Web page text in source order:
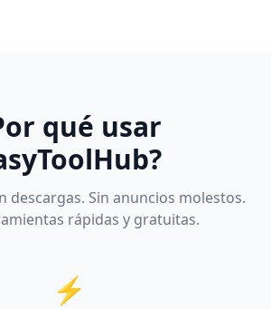
qué usar
descargas. Sin anuncios molestos.
rápidas y gratuitas.
⚡